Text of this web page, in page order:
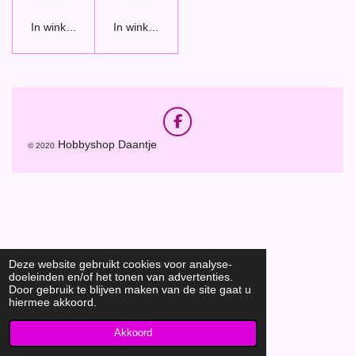
Deze website gebruikt cookies voor analyse-
doeleinden en/of het tonen van advertenties.
Door gebruik te blijven maken van de site gaat u
hiermee akkoord.
Akkoord
In winkelwagen In winkelwagen
F
a
© 2020 Hobbyshop Daantje